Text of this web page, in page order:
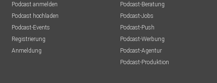
Podcast anmelden
Podcast hochladen
Podcast-Events
Registrierung
Anmeldung
Podcast-Beratung
Podcast-Jobs
Podcast-Push
Podcast-Werbung
Podcast-Agentur
Podcast-Produktion